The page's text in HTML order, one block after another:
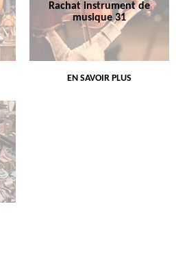
Rachat instrument de
musique 31
EN SAVOIR PLUS